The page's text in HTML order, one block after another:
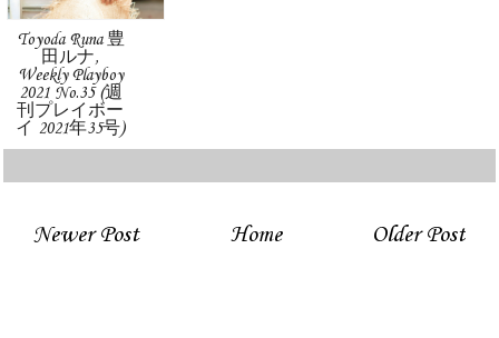
Toyoda Runa 豊
田ルナ,
Weekly Playboy
2021 No.35 (週
刊プレイボー
イ 2021年35号)
Newer Post Older Post
Home